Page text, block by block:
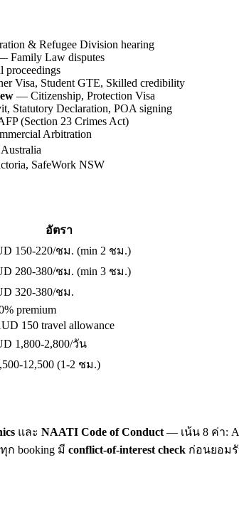
& Refugee Division hearing
Family Law disputes
Visa, Student GTE, Skilled credibility
— Citizenship, Protection Visa
Statutory Declaration, POA signing
(Section 23 Crimes Act)
Arbitration
SafeWork NSW
อัตรา
150-220/ชม. (min 2 ชม.)
280-380/ชม. (min 3 ชม.)
320-380/ชม.
premium
150 travel allowance
1,800-2,800/วัน
12,500 (1-2 ชม.)
และ NAATI Code of Conduct — เน้น 8 ค่า:
ทุก booking มี conflict-of-interest check ก่อนยอมรั